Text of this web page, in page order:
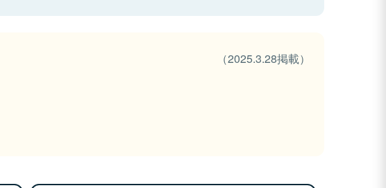
（2025.3.28掲載）